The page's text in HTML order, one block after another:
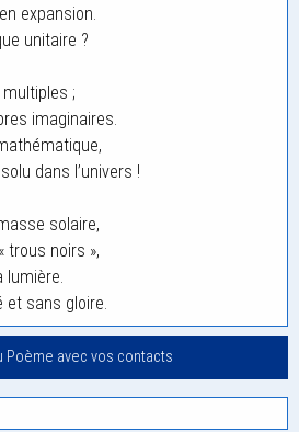
expansion.
unitaire ?
multiples ;
imaginaires.
dans l’univers !
solaire,
trous noirs »,
lumière.
et sans gloire.
Poème avec vos contacts